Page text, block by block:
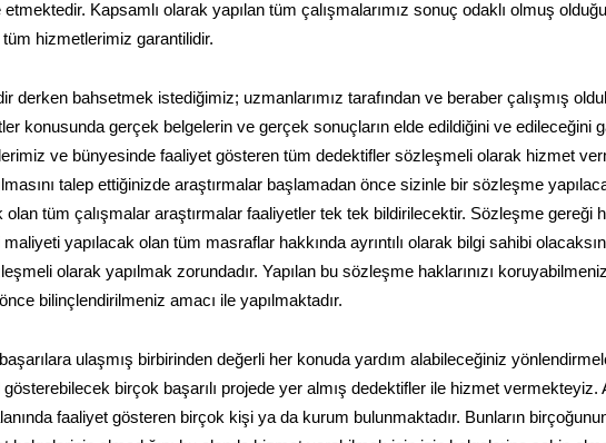
Kapsamlı olarak yapılan tüm çalışmalarımız sonuç odaklı olmuş
hizmetlerimiz garantilidir.
derken bahsetmek istediğimiz; uzmanlarımız tarafından ve beraber çalışmış
konusunda gerçek belgelerin ve gerçek sonuçların elde edildiğini ve edileceğini
ve bünyesinde faaliyet gösteren tüm dedektifler sözleşmeli olarak hizmet
talep ettiğinizde araştırmalar başlamadan önce sizinle bir sözleşme
tüm çalışmalar araştırmalar faaliyetler tek tek bildirilecektir. Sözleşme gereği
yapılacak olan tüm masraflar hakkında ayrıntılı olarak bilgi sahibi
olarak yapılmak zorundadır. Yapılan bu sözleşme haklarınızı
bilinçlendirilmeniz amacı ile yapılmaktadır.
ulaşmış birbirinden değerli her konuda yardım alabileceğiniz
birçok başarılı projede yer almış dedektifler ile hizmet vermekteyiz.
faaliyet gösteren birçok kişi ya da kurum bulunmaktadır. Bunların